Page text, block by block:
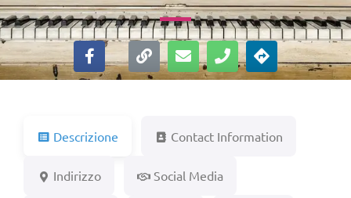
Descrizione Contact Information
Indirizzo Social Media